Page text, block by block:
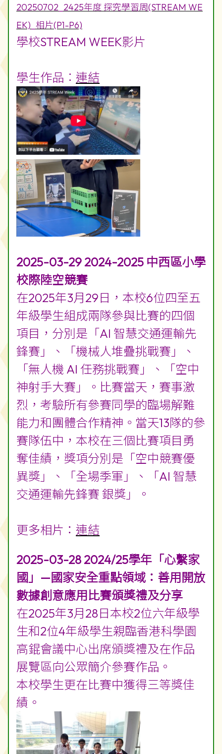
20250702_2425年度 探究學習周(STREAM WE
EK)_相片(P1-P6)
學校STREAM WEEK影片
學生作品︰ 連結
2025-03-29 2024-2025 中西區小學
校際陸空競賽
在2025年3月29日，本校6位四至五
年級學生組成兩隊參與比賽的四個
項目，分別是「AI 智慧交通運輸先
鋒賽」、「機械人堆疊挑戰賽」、
「無人機 AI 任務挑戰賽」、「空中
神射手大賽」。比賽當天，賽事激
烈，考驗所有參賽同學的臨場解難
能力和團體合作精神。當天13隊的參
賽隊伍中，本校在三個比賽項目勇
奪佳績，獎項分別是「空中競賽優
異獎」、「全場季軍」、「AI 智慧
交通運輸先鋒賽 銀獎」。
更多相片： 連結
2025-03-28 2024/25學年「心繫家
國」—國家安全重點領域：善用開放
數據創意應用比賽頒獎禮及分享
在2025年3月28日本校2位六年級學
生和2位4年級學生親臨香港科學園
高錕會議中心出席頒獎禮及在作品
展覽區向公眾簡介參賽作品。